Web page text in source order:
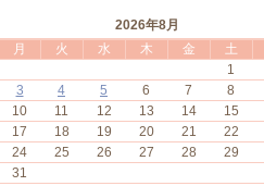
2026年8月
月
火 水 木 金 土
1
3
4 5 6 7 8
10
11 12 13 14 15
17
18 19 20 21 22
24
25 26 27 28 29
31